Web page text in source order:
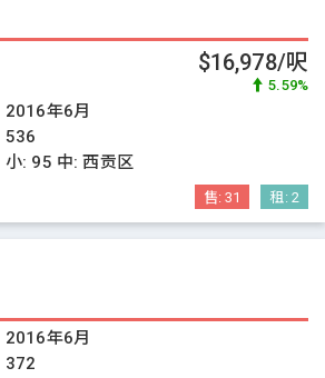
$16,978/呎
5.59%
2016年6月
536
小: 95 中:西贡区
售:31 租: 2
2016年6月
372